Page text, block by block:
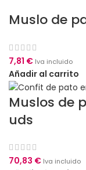
Muslo de
7,81 € Iva incluido
Añadir al carrito
Muslos de
uds
70,83 € Iva incluido